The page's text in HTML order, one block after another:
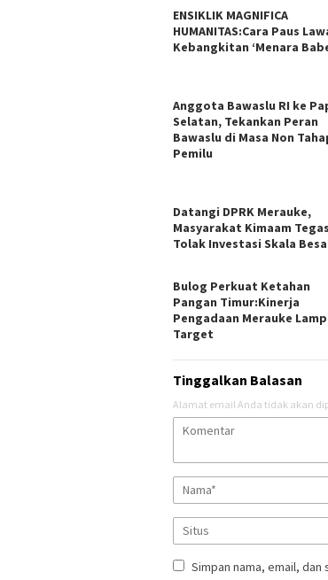
ENSIKLIK MAGNIFICA
HUMANITAS:Cara Paus
Kebangkitan ‘Menara
Anggota Bawaslu RI ke
Selatan, Tekankan Peran
Bawaslu di Masa Non
Pemilu
Datangi DPRK Merauke,
Masyarakat Kimaam Tegas
Tolak Investasi Skala
Bulog Perkuat Ketahan
Pangan Timur:Kinerja
Pengadaan Merauke
Target
Tinggalkan Balasan
Alamat email Anda tidak akan
Simpan nama, email,